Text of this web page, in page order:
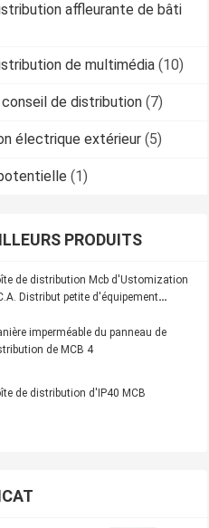
affleurante de bâti
de multimédia (10)
de distribution (7)
électrique extérieur (5)
(1)
PRODUITS
de distribution Mcb d'Ustomization
Distribut petite d'équipement
imperméable du panneau de
de MCB 4
de distribution d'IP40 MCB